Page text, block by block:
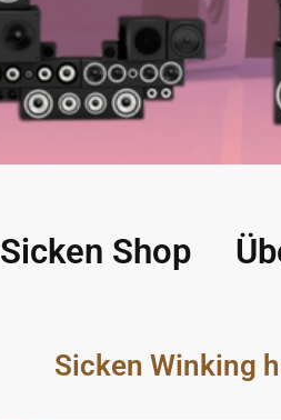
Sicken Shop
Sicken Winking